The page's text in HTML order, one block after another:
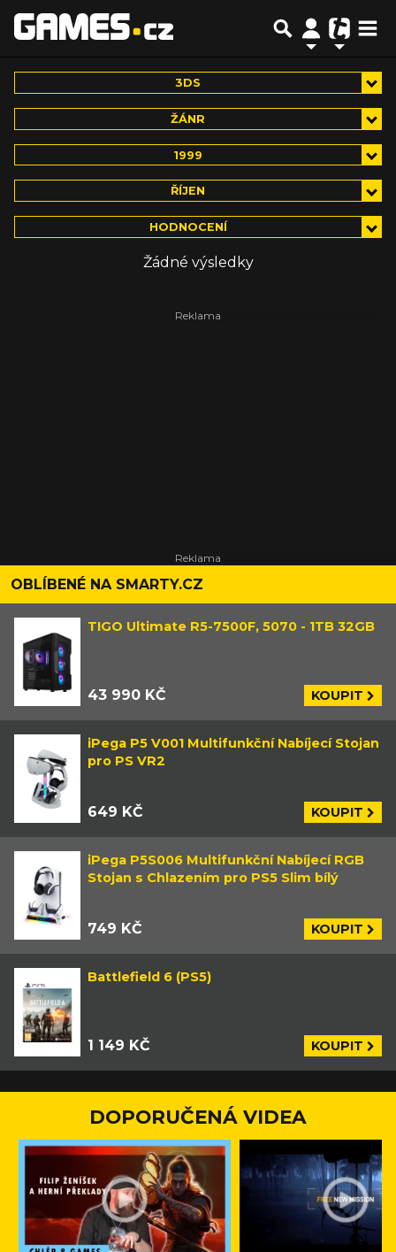
3DS
ŽÁNR
1999
ŘÍJEN
HODNOCENÍ
Žádné výsledky
OBLÍBENÉ NA SMARTY.CZ
TIGO Ultimate R5-7500F, 5070 - 1TB 32GB
43 990 KČ KOUPIT
iPega P5 V001 Multifunkční Nabíjecí Stojan
pro PS VR2
649 KČ KOUPIT
iPega P5S006 Multifunkční Nabíjecí RGB
Stojan s Chlazením pro PS5 Slim bílý
749 KČ KOUPIT
Battlefield 6 (PS5)
1 149 KČ KOUPIT
DOPORUČENÁ VIDEA